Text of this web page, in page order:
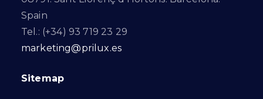
Spain
Tel.: (+34) 93 719 23 29
marketing@prilux.es
Sitemap